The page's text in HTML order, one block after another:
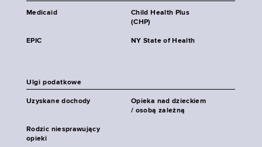
Medicaid
Child Health Plus
(CHP)
EPIC NY State of Health
Ulgi podatkowe
Uzyskane dochody
Opieka nad dzieckiem
/ osobą zależną
Rodzic niesprawujący
opieki